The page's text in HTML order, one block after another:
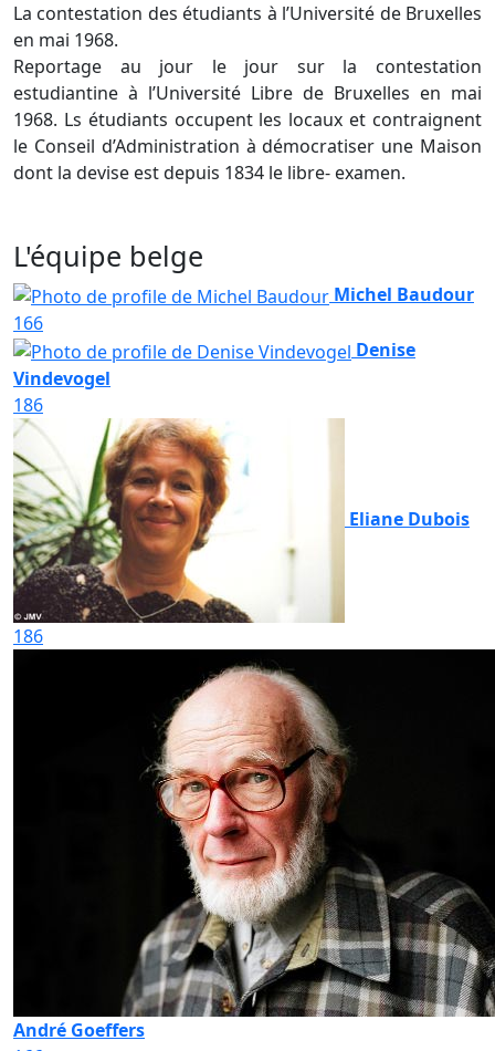
La contestation des étudiants à l’Université de Bruxelles
en mai 1968.
Reportage au jour le jour sur la contestation
estudiantine à l’Université Libre de Bruxelles en mai
1968. Ls étudiants occupent les locaux et contraignent
le Conseil d’Administration à démocratiser une Maison
dont la devise est depuis 1834 le libre- examen.
L'équipe belge
Michel Baudour
166
Denise
Vindevogel
186
Eliane Dubois
186
André Goeffers